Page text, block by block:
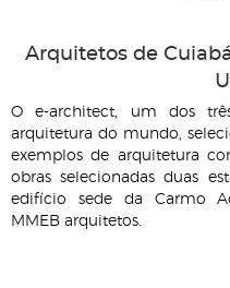
Arquitetos de
O e-architect, um dos
arquitetura do mundo,
exemplos de arquitetura
obras selecionadas duas
edifício sede da Carmo
MMEB arquitetos.